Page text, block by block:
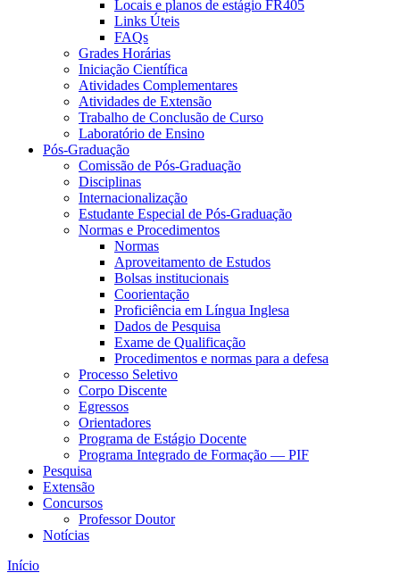
Locais e planos de estágio FR405
Links Úteis
FAQs
Grades Horárias
Iniciação Científica
Atividades Complementares
Atividades de Extensão
Trabalho de Conclusão de Curso
Laboratório de Ensino
Pós-Graduação
Comissão de Pós-Graduação
Disciplinas
Internacionalização
Estudante Especial de Pós-Graduação
Normas e Procedimentos
Normas
Aproveitamento de Estudos
Bolsas institucionais
Coorientação
Proficiência em Língua Inglesa
Dados de Pesquisa
Exame de Qualificação
Procedimentos e normas para a defesa
Processo Seletivo
Corpo Discente
Egressos
Orientadores
Programa de Estágio Docente
Programa Integrado de Formação — PIF
Pesquisa
Extensão
Concursos
Professor Doutor
Notícias
Início